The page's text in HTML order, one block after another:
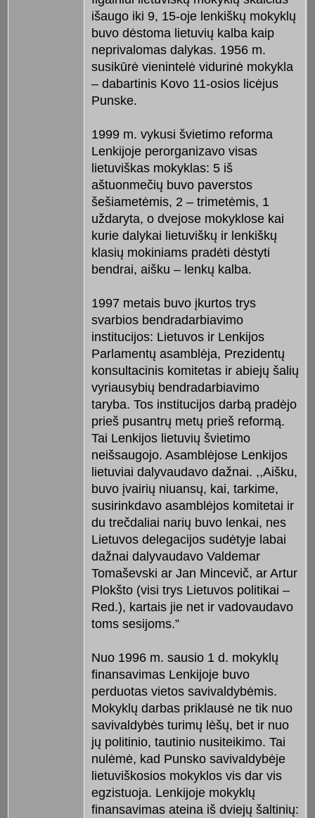
išaugo iki 9, 15-oje lenkiškų mokyklų
buvo dėstoma lietuvių kalba kaip
neprivalomas dalykas. 1956 m.
susikūrė vienintelė vidurinė mokykla
– dabartinis Kovo 11-osios licėjus
Punske.
1999 m. vykusi švietimo reforma
Lenkijoje perorganizavo visas
lietuviškas mokyklas: 5 iš
aštuonmečių buvo paverstos
šešiametėmis, 2 – trimetėmis, 1
uždaryta, o dvejose mokyklose kai
kurie dalykai lietuviškų ir lenkiškų
klasių mokiniams pradėti dėstyti
bendrai, aišku – lenkų kalba.
1997 metais buvo įkurtos trys
svarbios bendradarbiavimo
institucijos: Lietuvos ir Lenkijos
Parlamentų asamblėja, Prezidentų
konsultacinis komitetas ir abiejų šalių
vyriausybių bendradarbiavimo
taryba. Tos institucijos darbą pradėjo
prieš pusantrų metų prieš reformą.
Tai Lenkijos lietuvių švietimo
neišsaugojo. Asamblėjose Lenkijos
lietuviai dalyvaudavo dažnai. ,,Aišku,
buvo įvairių niuansų, kai, tarkime,
susirinkdavo asamblėjos komitetai ir
du trečdaliai narių buvo lenkai, nes
Lietuvos delegacijos sudėtyje labai
dažnai dalyvaudavo Valdemar
Tomaševski ar Jan Mincevič, ar Artur
Plokšto (visi trys Lietuvos politikai –
Red.), kartais jie net ir vadovaudavo
toms sesijoms.”
Nuo 1996 m. sausio 1 d. mokyklų
finansavimas Lenkijoje buvo
perduotas vietos savivaldybėmis.
Mokyklų darbas priklausė ne tik nuo
savivaldybės turimų lėšų, bet ir nuo
jų politinio, tautinio nusiteikimo. Tai
nulėmė, kad Punsko savivaldybėje
lietuviškosios mokyklos vis dar vis
egzistuoja. Lenkijoje mokyklų
finansavimas ateina iš dviejų šaltinių: